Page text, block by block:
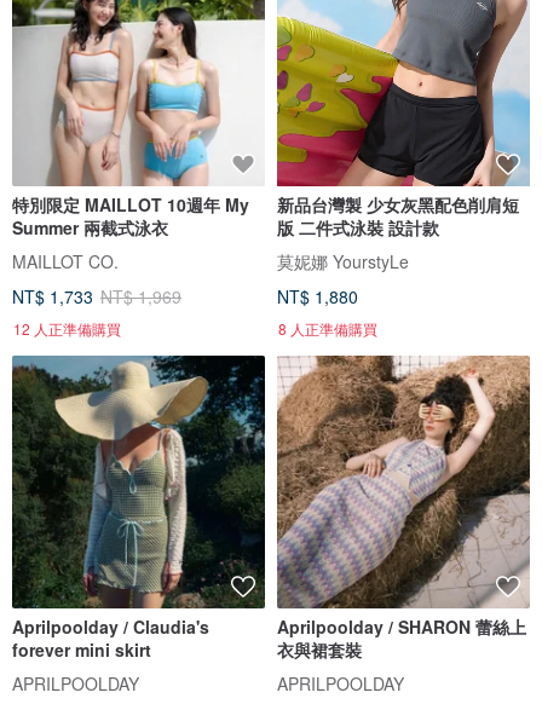
特別限定 MAILLOT 10週年 My
Summer 兩截式泳衣
MAILLOT CO.
NT$ 1,733 NT$ 1,969
12 人正準備購買
新品台灣製 少女灰黑配色削肩短
版 二件式泳裝 設計款
莫妮娜 YourstyLe
NT$ 1,880
8 人正準備購買
Aprilpoolday / Claudia's
forever mini skirt
APRILPOOLDAY
Aprilpoolday / SHARON 蕾絲上
衣與裙套裝
APRILPOOLDAY